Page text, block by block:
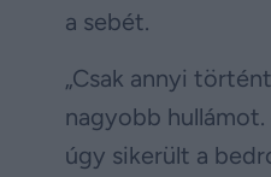
a sebét.
„Csak annyi
nagyobb
úgy sikerült a